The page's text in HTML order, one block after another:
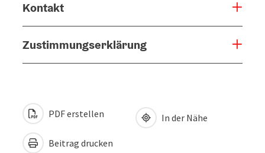
Kontakt
Zustimmungserklärung
PDF erstellen
Beitrag drucken
In der Nähe